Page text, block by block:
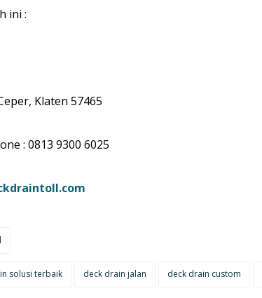
ini :
Klaten 57465
: 0813 9300 6025
deck drain custom
deck drain jalan
solusi terbaik